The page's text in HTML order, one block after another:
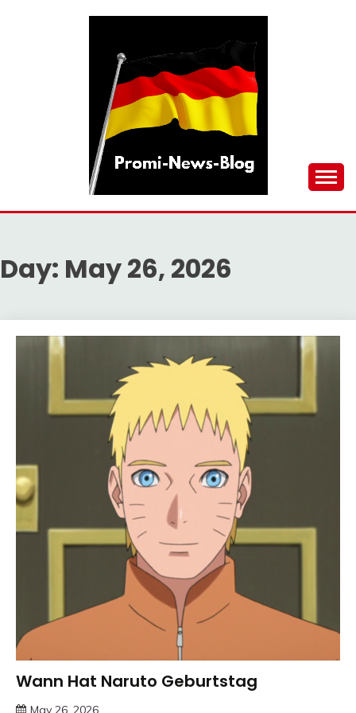
PROMI-NEWS-BLOG
Day: May 26, 2026
Trends
Wann Hat Naruto Geburtstag